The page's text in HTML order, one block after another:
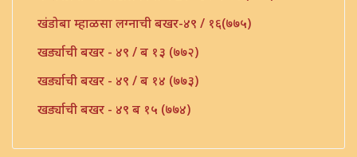
खंडोबा म्हाळसा लग्नाची बखर-४९ / १६(७७५)
खर्ड्याची बखर - ४९ / ब १३ (७७२)
खर्ड्याची बखर - ४९ / ब १४ (७७३)
खर्ड्याची बखर - ४९ ब १५ (७७४)